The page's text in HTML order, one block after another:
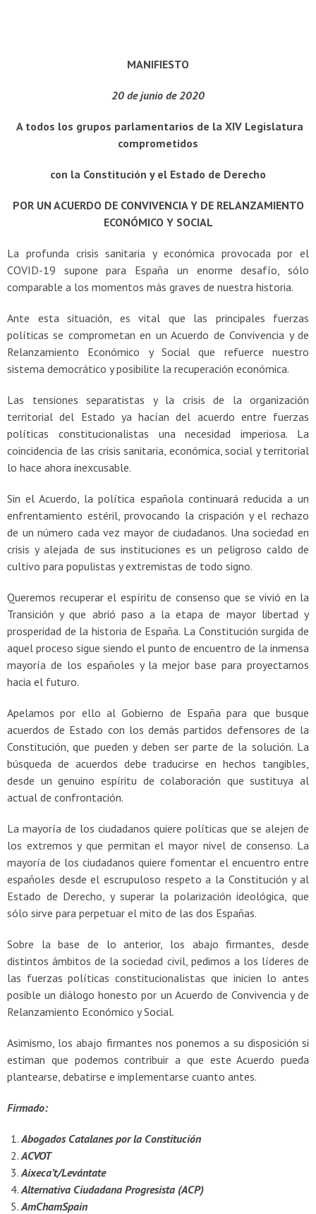
MANIFIESTO
20 de junio de 2020
A todos los grupos parlamentarios de la XIV Legislatura
comprometidos
con la Constitución y el Estado de Derecho
POR UN ACUERDO DE CONVIVENCIA Y DE RELANZAMIENTO
ECONÓMICO Y SOCIAL
La profunda crisis sanitaria y económica provocada por el
COVID-19 supone para España un enorme desafío, sólo
comparable a los momentos más graves de nuestra historia.
Ante esta situación, es vital que las principales fuerzas
políticas se comprometan en un Acuerdo de Convivencia y de
Relanzamiento Económico y Social que refuerce nuestro
sistema democrático y posibilite la recuperación económica.
Las tensiones separatistas y la crisis de la organización
territorial del Estado ya hacían del acuerdo entre fuerzas
políticas constitucionalistas una necesidad imperiosa. La
coincidencia de las crisis sanitaria, económica, social y territorial
lo hace ahora inexcusable.
Sin el Acuerdo, la política española continuará reducida a un
enfrentamiento estéril, provocando la crispación y el rechazo
de un número cada vez mayor de ciudadanos. Una sociedad en
crisis y alejada de sus instituciones es un peligroso caldo de
cultivo para populistas y extremistas de todo signo.
Queremos recuperar el espíritu de consenso que se vivió en la
Transición y que abrió paso a la etapa de mayor libertad y
prosperidad de la historia de España. La Constitución surgida de
aquel proceso sigue siendo el punto de encuentro de la inmensa
mayoría de los españoles y la mejor base para proyectarnos
hacia el futuro.
Apelamos por ello al Gobierno de España para que busque
acuerdos de Estado con los demás partidos defensores de la
Constitución, que pueden y deben ser parte de la solución. La
búsqueda de acuerdos debe traducirse en hechos tangibles,
desde un genuino espíritu de colaboración que sustituya al
actual de confrontación.
La mayoría de los ciudadanos quiere políticas que se alejen de
los extremos y que permitan el mayor nivel de consenso. La
mayoría de los ciudadanos quiere fomentar el encuentro entre
españoles desde el escrupuloso respeto a la Constitución y al
Estado de Derecho, y superar la polarización ideológica, que
sólo sirve para perpetuar el mito de las dos Españas.
Sobre la base de lo anterior, los abajo firmantes, desde
distintos ámbitos de la sociedad civil, pedimos a los líderes de
las fuerzas políticas constitucionalistas que inicien lo antes
posible un diálogo honesto por un Acuerdo de Convivencia y de
Relanzamiento Económico y Social.
Asimismo, los abajo firmantes nos ponemos a su disposición si
estiman que podemos contribuir a que este Acuerdo pueda
plantearse, debatirse e implementarse cuanto antes.
Firmado:
Abogados Catalanes por la Constitución
ACVOT
Aixeca’t/Levántate
Alternativa Ciudadana Progresista (ACP)
AmChamSpain